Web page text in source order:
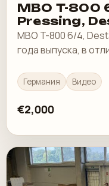
MBO T-800
Pressing,
MBO T-800 6/4,
года выпуска, в
Германия Видео
€2,000